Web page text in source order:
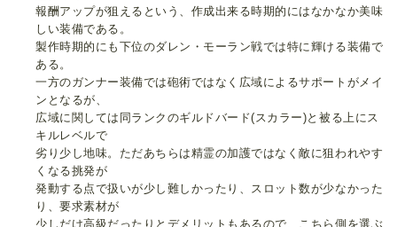
報酬アップが狙えるという、作成出来る時期的にはなかなか美味
しい装備である。
製作時期的にも下位のダレン・モーラン戦では特に輝ける装備で
ある。
一方のガンナー装備では砲術ではなく広域によるサポートがメイ
ンとなるが、
広域に関しては同ランクのギルドバード(スカラー)と被る上にス
キルレベルで
劣り少し地味。ただあちらは精霊の加護ではなく敵に狙われやす
くなる挑発が
発動する点で扱いが少し難しかったり、スロット数が少なかった
り、要求素材が
少しだけ高級だったりとデメリットもあるので、こちら側を選ぶ